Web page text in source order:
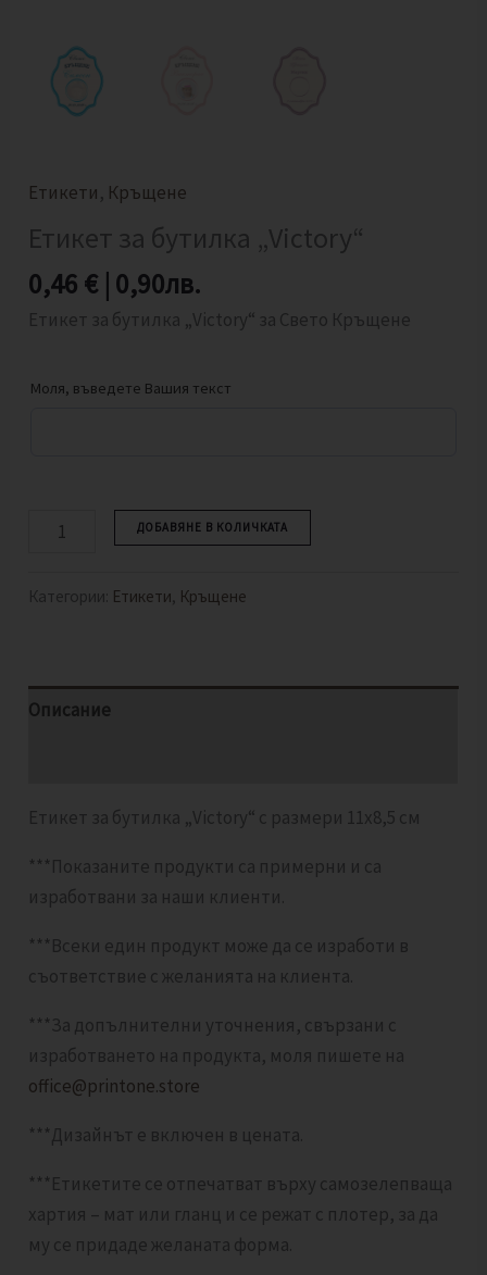
Етикети, Кръщене
Етикет за бутилка „Victory“
0,46 € | 0,90лв.
Етикет за бутилка „Victory“ за Свето Кръщене
Моля, въведете Вашия текст
ДОБАВЯНЕ В КОЛИЧКАТА
Категории: Етикети Кръщене
Описание
Етикет за бутилка „Victory“ с размери 11х8,5 см
***Показаните продукти са примерни и са
изработвани за наши клиенти.
***Всеки един продукт може да се изработи в
съответствие с желанията на клиента.
***За допълнителни уточнения, свързани с
изработването на продукта, моля пишете на
office@printone.store
***Дизайнът е включен в цената.
***Етикетите се отпечатват върху самозелепваща
хартия – мат или гланц и се режат с плотер, за да
му се придаде желаната форма.